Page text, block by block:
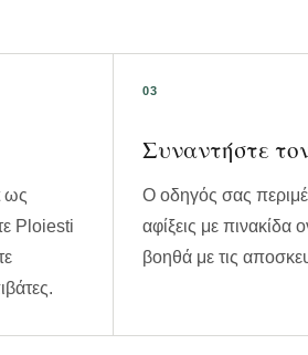
ως
Ploiesti
Συναντήστε
Ο οδηγός σας
αφίξεις με πινακίδα
βοηθά με τις